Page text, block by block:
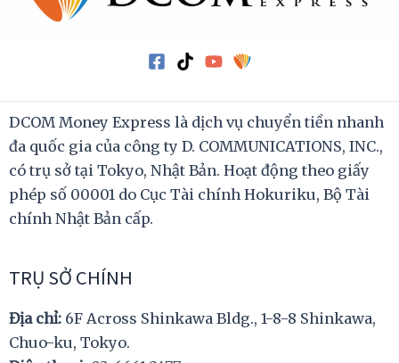
DCOM Money Express là dịch vụ chuyển tiền nhanh
đa quốc gia của công ty D. COMMUNICATIONS, INC.,
có trụ sở tại Tokyo, Nhật Bản. Hoạt động theo giấy
phép số 00001 do Cục Tài chính Hokuriku, Bộ Tài
chính Nhật Bản cấp.
TRỤ SỞ CHÍNH
Địa chỉ: 6F Across Shinkawa Bldg., 1-8-8 Shinkawa,
Chuo-ku, Tokyo.